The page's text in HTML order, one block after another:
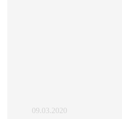
09.03.2020